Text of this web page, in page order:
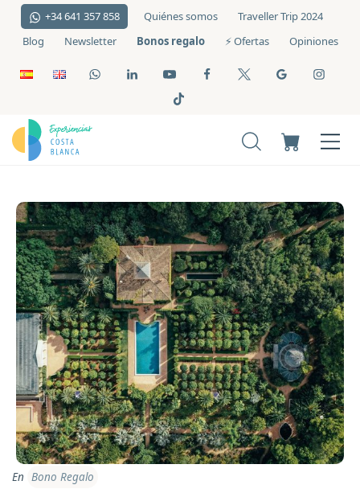
+34 641 357 858 Quiénes somos
Traveller Trip 2024
Blog
Newsletter Bonos regalo ⚡️ Ofertas Opiniones
En Bono Regalo